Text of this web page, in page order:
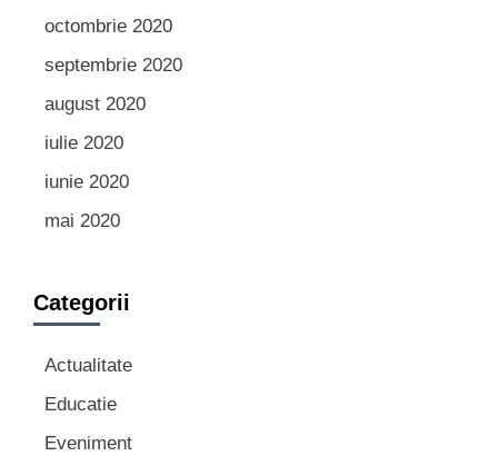
octombrie 2020
septembrie 2020
august 2020
iulie 2020
iunie 2020
mai 2020
Categorii
Actualitate
Educatie
Eveniment